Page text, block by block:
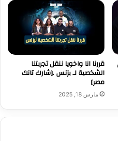
قررنا انا واخويا ننقل تجربتنا
الشخصية لـ بزنس .[شارك تانك
مصر]
مارس 18, 2025